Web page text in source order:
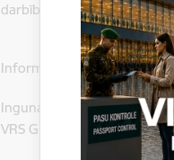
darbības pilnveidošanā uz
Informāciju sagatavoja:
Inguna Neimane
VRS GP AP Starptautiskās